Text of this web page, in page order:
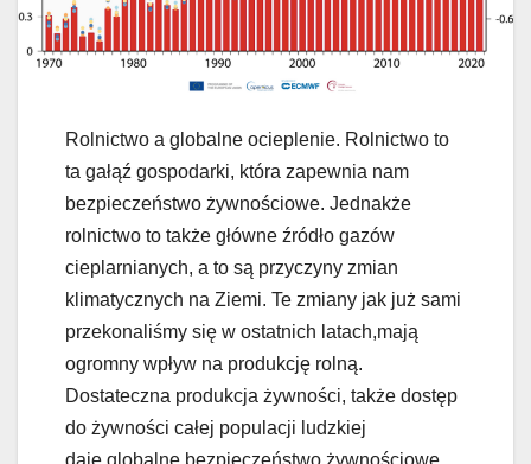
Rolnictwo a globalne ocieplenie. Rolnictwo to
ta gałąź gospodarki, która zapewnia nam
bezpieczeństwo żywnościowe. Jednakże
rolnictwo to także główne źródło gazów
cieplarnianych, a to są przyczyny zmian
klimatycznych na Ziemi. Te zmiany jak już sami
przekonaliśmy się w ostatnich latach,mają
ogromny wpływ na produkcję rolną.
Dostateczna produkcja żywności, także dostęp
do żywności całej populacji ludzkiej